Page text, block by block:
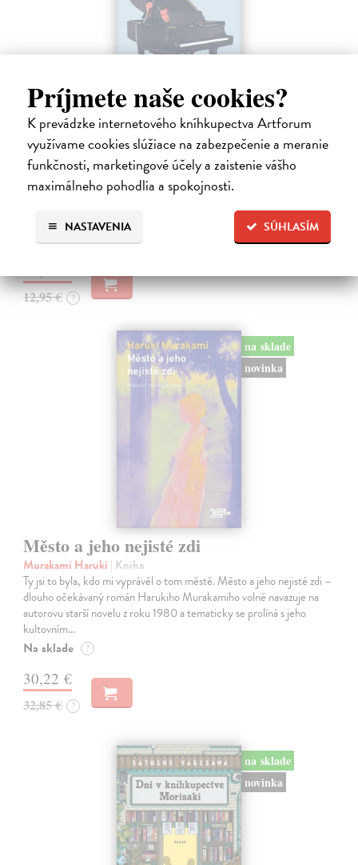
Príjmete naše cookies?
K prevádzke internetového kníhkupectva Artforum
využívame cookies slúžiace na zabezpečenie a meranie
funkčnosti, marketingové účely a zaistenie vášho
maximálneho pohodlia a spokojnosti.
SÚHLASÍM
NASTAVENIA
Rieka času
Mercier Pascal| Kniha
Pascal Mercier bol vždy majstrom filozofického rozprávania. Romány
zamysleniu sa nad veľkými témami, ako sú identita, sloboda, čas či…
Na sklade ?
12,95 € ?
na sklade
novinka
Město a jeho nejisté zdi
Murakami Haruki | Kniha
Ty jsi to byla, kdo mi vyprávěl o tom městě. Město a jeho nejisté zdi –
dlouho očekávaný román Harukiho Murakamiho volně navazuje na
autorovu starší novelu z roku 1980 a tematicky se prolíná s jeho
kultovním…
Na sklade ?
30,22 €
32,85 € ?
na sklade
novinka